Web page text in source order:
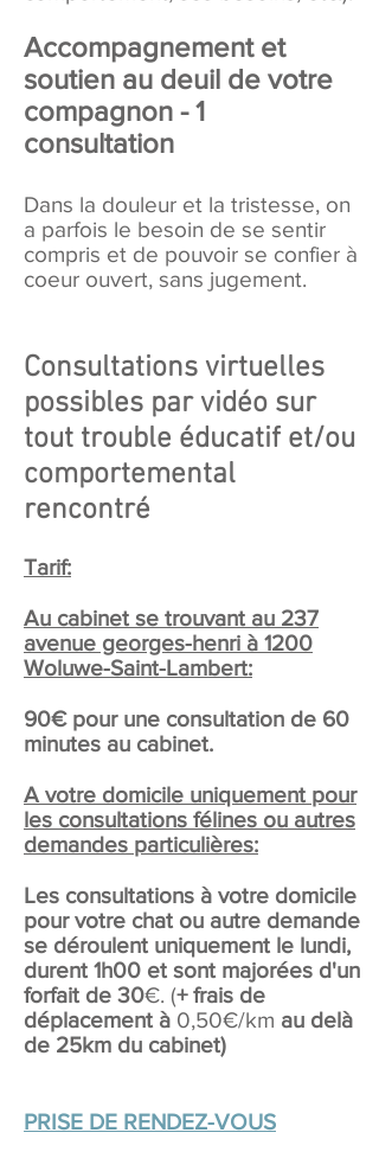
Accompagnement et
soutien au deuil de votre
compagnon - 1
consultation
Dans la douleur et la tristesse, on
a parfois le besoin de se sentir
compris et de pouvoir se confier à
coeur ouvert, sans jugement.
Consultations virtuelles
possibles par vidéo sur
tout trouble éducatif et/ou
comportemental
rencontré
Tarif:
Au cabinet se trouvant au 237
avenue georges-henri à 1200
Woluwe-Saint-Lambert:
90€ pour une consultation de 60
minutes au cabinet.
A votre domicile uniquement pour
les consultations félines ou autres
demandes particulières:
Les consultations à votre domicile
pour votre chat ou autre demande
se déroulent uniquement le lundi,
durent 1h00 et sont majorées d'un
forfait de 30€. (+ frais de
déplacement à 0,50€/km au delà
de 25km du cabinet)
PRISE DE RENDEZ-VOUS